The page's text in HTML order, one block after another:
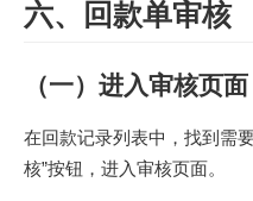
六、回款单审核
（一）进入审核页面
在回款记录列表中，找到需
核”按钮，进入审核页面。